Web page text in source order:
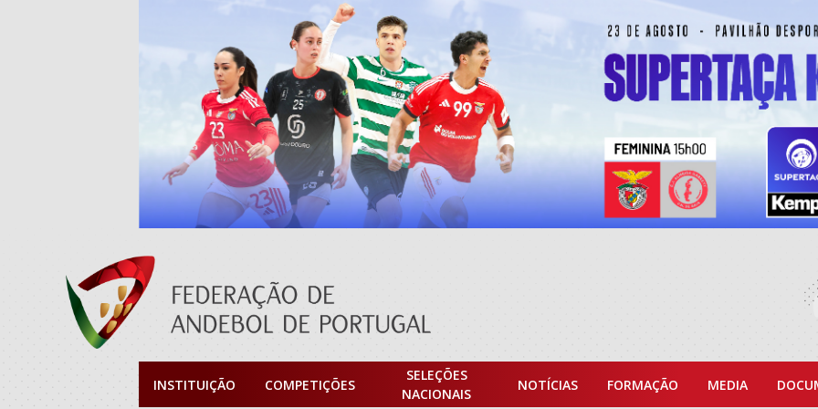
INSTITUIÇÃO COMPETIÇÕES
SELEÇÕES
NACIONAIS
NOTÍCIAS FORMAÇÃO MEDIA